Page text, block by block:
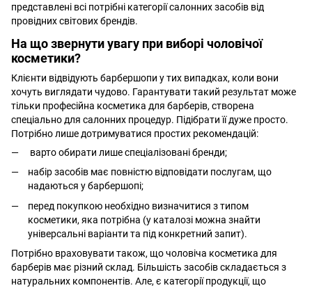
представлені всі потрібні категорії салонних засобів від
провідних світових брендів.
На що звернути увагу при виборі чоловічої
косметики?
Клієнти відвідують барбершопи у тих випадках, коли вони
хочуть виглядати чудово. Гарантувати такий результат може
тільки професійна косметика для барберів, створена
спеціально для салонних процедур. Підібрати її дуже просто.
Потрібно лише дотримуватися простих рекомендацій:
варто обирати лише спеціалізовані бренди;
набір засобів має повністю відповідати послугам, що
надаються у барбершопі;
перед покупкою необхідно визначитися з типом
косметики, яка потрібна (у каталозі можна знайти
універсальні варіанти та під конкретний запит).
Потрібно враховувати також, що чоловіча косметика для
барберів має різний склад. Більшість засобів складається з
натуральних компонентів. Але, є категорії продукції, що